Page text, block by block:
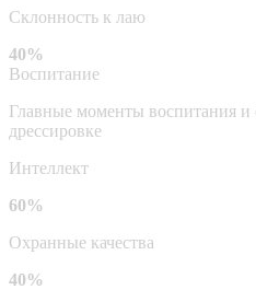
Склонность к лаю
40%
Воспитание
Главные моменты воспитания и
дрессировке
Интеллект
60%
Охранные качества
40%